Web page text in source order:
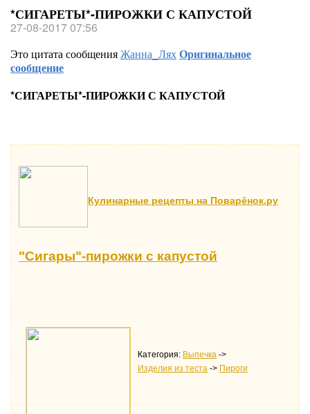
*СИГАРЕТЫ*-ПИРОЖКИ С КАПУСТОЙ
27-08-2017 07:56
Это цитата сообщенияЖанна_ЛяхОригинальное
сообщение
*СИГАРЕТЫ*-ПИРОЖКИ С КАПУСТОЙ
Кулинарные рецепты на Поварёнок.ру
"Сигары"-пирожки с капустой
Категория: Выпечка ->
Изделия из теста -> Пироги